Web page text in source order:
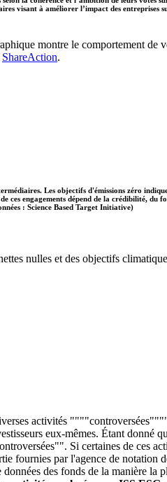
visant à améliorer l’impact des entreprises
montre le comportement de
ShareAction.
Les objectifs d'émissions zéro
engagements dépend de la crédibilité, du
: Science Based Target Initiative)
nulles et des objectifs
activités
eux-mêmes. Étant donné
Si certaines de ces
fournies par l'agence de
des fonds de la manière la